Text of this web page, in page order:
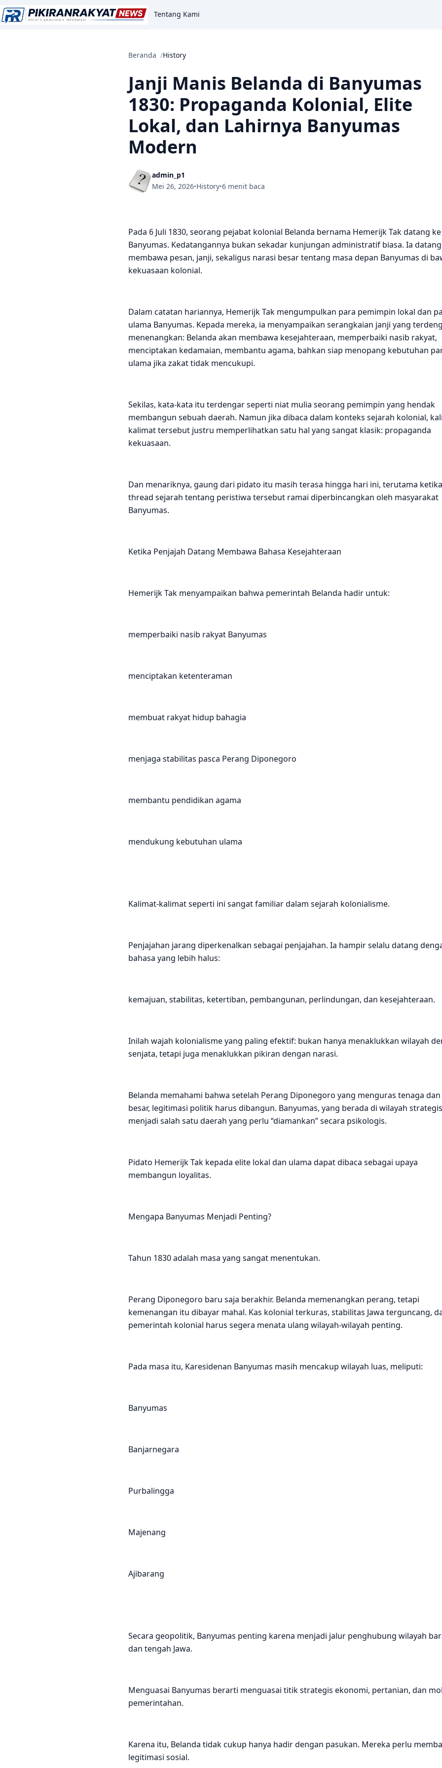
Tentang Kami
Beranda History
Janji Manis Belanda di Banyumas
1830: Propaganda Kolonial, Elite
Lokal, dan Lahirnya Banyumas
Modern
admin_p1
Mei 26, 2026•History•6 menit baca
Pada 6 Juli 1830, seorang pejabat kolonial Belanda bernama Hemerijk Tak datang ke
Banyumas. Kedatangannya bukan sekadar kunjungan administratif biasa. Ia datang
membawa pesan, janji, sekaligus narasi besar tentang masa depan Banyumas di
kekuasaan kolonial.
Dalam catatan hariannya, Hemerijk Tak mengumpulkan para pemimpin lokal dan
ulama Banyumas. Kepada mereka, ia menyampaikan serangkaian janji yang
menenangkan: Belanda akan membawa kesejahteraan, memperbaiki nasib rakyat,
menciptakan kedamaian, membantu agama, bahkan siap menopang kebutuhan
ulama jika zakat tidak mencukupi.
Sekilas, kata-kata itu terdengar seperti niat mulia seorang pemimpin yang hendak
membangun sebuah daerah. Namun jika dibaca dalam konteks sejarah kolonial,
kalimat tersebut justru memperlihatkan satu hal yang sangat klasik: propaganda
kekuasaan.
Dan menariknya, gaung dari pidato itu masih terasa hingga hari ini, terutama ketika
thread sejarah tentang peristiwa tersebut ramai diperbincangkan oleh masyarakat
Banyumas.
Ketika Penjajah Datang Membawa Bahasa Kesejahteraan
Hemerijk Tak menyampaikan bahwa pemerintah Belanda hadir untuk:
memperbaiki nasib rakyat Banyumas
menciptakan ketenteraman
membuat rakyat hidup bahagia
menjaga stabilitas pasca Perang Diponegoro
membantu pendidikan agama
mendukung kebutuhan ulama
Kalimat-kalimat seperti ini sangat familiar dalam sejarah kolonialisme.
Penjajahan jarang diperkenalkan sebagai penjajahan. Ia hampir selalu datang
bahasa yang lebih halus:
kemajuan, stabilitas, ketertiban, pembangunan, perlindungan, dan kesejahteraan.
Inilah wajah kolonialisme yang paling efektif: bukan hanya menaklukkan wilayah
senjata, tetapi juga menaklukkan pikiran dengan narasi.
Belanda memahami bahwa setelah Perang Diponegoro yang menguras tenaga
besar, legitimasi politik harus dibangun. Banyumas, yang berada di wilayah
menjadi salah satu daerah yang perlu “diamankan” secara psikologis.
Pidato Hemerijk Tak kepada elite lokal dan ulama dapat dibaca sebagai upaya
membangun loyalitas.
Mengapa Banyumas Menjadi Penting?
Tahun 1830 adalah masa yang sangat menentukan.
Perang Diponegoro baru saja berakhir. Belanda memenangkan perang, tetapi
kemenangan itu dibayar mahal. Kas kolonial terkuras, stabilitas Jawa terguncang,
pemerintah kolonial harus segera menata ulang wilayah-wilayah penting.
Pada masa itu, Karesidenan Banyumas masih mencakup wilayah luas, meliputi:
Banyumas
Banjarnegara
Purbalingga
Majenang
Ajibarang
Secara geopolitik, Banyumas penting karena menjadi jalur penghubung wilayah
dan tengah Jawa.
Menguasai Banyumas berarti menguasai titik strategis ekonomi, pertanian, dan
pemerintahan.
Karena itu, Belanda tidak cukup hanya hadir dengan pasukan. Mereka perlu
legitimasi sosial.